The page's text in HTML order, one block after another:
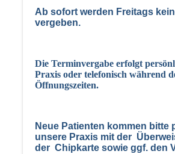
Ab sofort werden Freitags
vergeben.
Die Terminvergabe erfolgt
Praxis oder telefonisch während
Öffnungszeiten.
Neue Patienten kommen bitte
unsere Praxis mit der
der Chipkarte sowie ggf. den